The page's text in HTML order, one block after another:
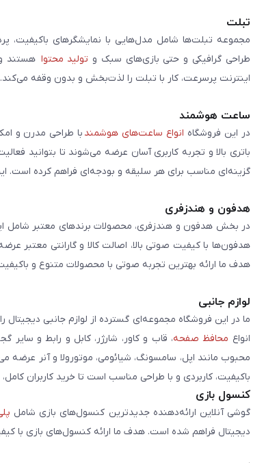
تبلت
مجموعه تبلت‌ها شامل مدل‌هایی با نمایشگرهای باکیفیت،
طراحی گرافیکی و حتی بازی‌های سبک و تولید محتوا هستند و
اینترنت پرسرعت، کار با تبلت را لذت‌بخش و بدون وقفه می‌کند.
ساعت هوشمند
در این فروشگاه انواع ساعت‌های هوشمند با طراحی مدرن و
باتری بالا و تجربه کاربری آسان عرضه می‌شوند تا بتوانید
گزینه‌ای مناسب برای هر سلیقه و بودجه‌ای فراهم کرده است.
هدفون و هندزفری
در بخش هدفون و هندزفری، محصولات برندهای معتبر شامل
هدفون‌ها با کیفیت صوتی بالا، اصالت کالا و گارانتی معتبر
هدف ما ارائه بهترین تجربه صوتی با محصولات متنوع و
لوازم جانبی
ما در این فروشگاه مجموعه‌ای گسترده از لوازم جانبی
انواع محافظ صفحه، قاب و کاور، شارژر، کابل و رابط و
محبوب مانند اپل، سامسونگ، شیائومی، موتورولا و آنر
باکیفیت، کاربردی و با طراحی مناسب است تا خرید کاربران
کنسول بازی
گوشی آنلاین ارائه‌دهنده جدیدترین کنسول‌های بازی شامل
دیجیتال فراهم شده است. هدف ما ارائه کنسول‌های بازی با